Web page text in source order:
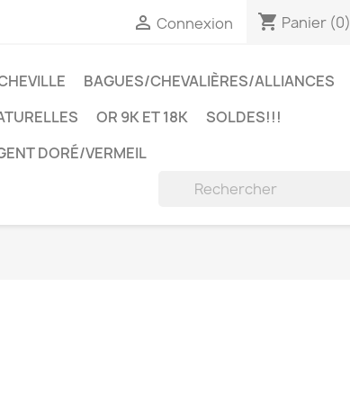
 Connexion shopping_cart Panier (0)
BAGUES/CHEVALIÈRES/ALLIANCES
OR 9K ET 18K
SOLDES!!!
DORÉ/VERMEIL